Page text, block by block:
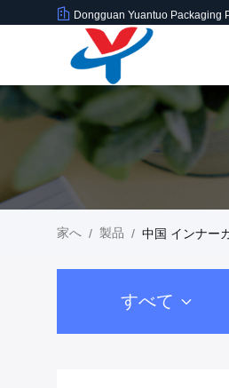
Dongguan Yuantuo Packaging
家へ / 製品 / 中国 インナー
すべて